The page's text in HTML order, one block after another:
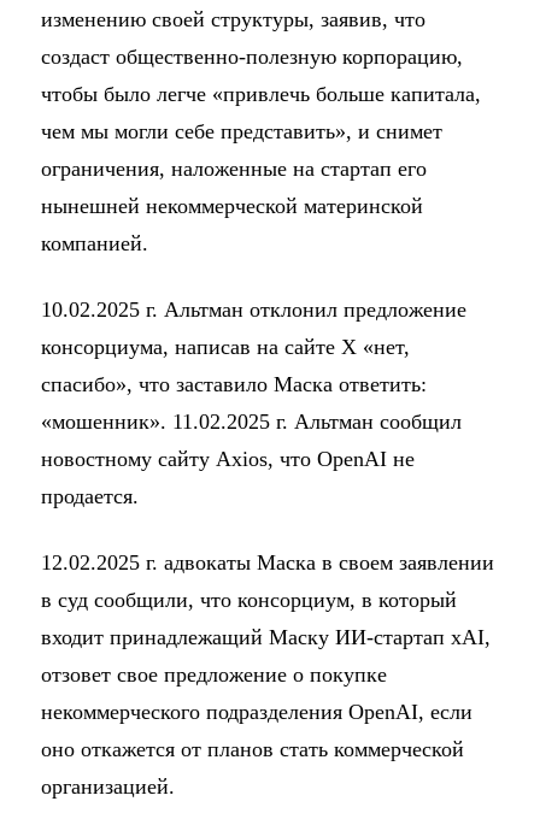
изменению своей структуры, заявив, что
создаст общественно-полезную корпорацию,
чтобы было легче «привлечь больше капитала,
чем мы могли себе представить», и снимет
ограничения, наложенные на стартап его
нынешней некоммерческой материнской
компанией.
10.02.2025 г. Альтман отклонил предложение
консорциума, написав на сайте X «нет,
спасибо», что заставило Маска ответить:
«мошенник». 11.02.2025 г. Альтман сообщил
новостному сайту Axios, что OpenAI не
продается.
12.02.2025 г. адвокаты Маска в своем заявлении
в суд сообщили, что консорциум, в который
входит принадлежащий Маску ИИ-стартап xAI,
отзовет свое предложение о покупке
некоммерческого подразделения OpenAI, если
оно откажется от планов стать коммерческой
организацией.